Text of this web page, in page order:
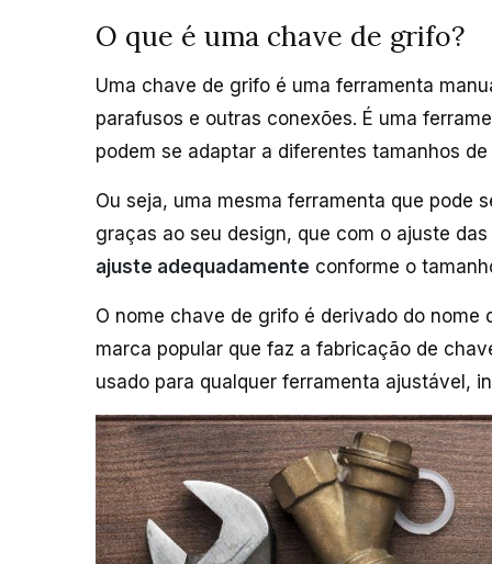
O que é uma chave de grifo?
Uma chave de grifo é uma ferramenta
parafusos e outras conexões. É uma
podem se adaptar a diferentes tamanhos
Ou seja, uma mesma ferramenta que pode
graças ao seu design, que com o ajuste das
ajuste adequadamente conforme o
O nome chave de grifo é derivado do nome
marca popular que faz a fabricação de
usado para qualquer ferramenta ajustável,